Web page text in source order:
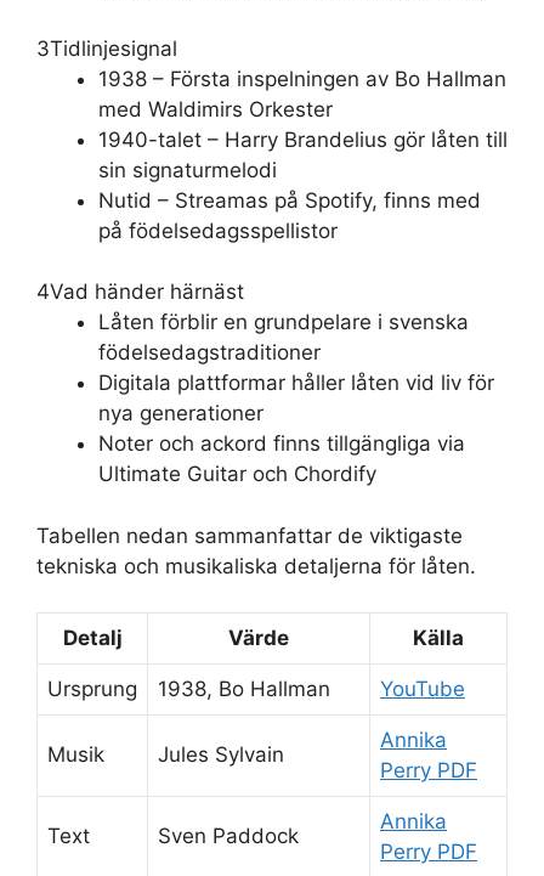
3Tidlinjesignal
1938 – Första inspelningen av Bo Hallman
med Waldimirs Orkester
1940-talet – Harry Brandelius gör låten till
sin signaturmelodi
Nutid – Streamas på Spotify, finns med
på födelsedagsspellistor
4Vad händer härnäst
Låten förblir en grundpelare i svenska
födelsedagstraditioner
Digitala plattformar håller låten vid liv för
nya generationer
Noter och ackord finns tillgängliga via
Ultimate Guitar och Chordify
Tabellen nedan sammanfattar de viktigaste
tekniska och musikaliska detaljerna för låten.
Detalj Värde Källa
Ursprung 1938, Bo Hallman YouTube
Musik Jules Sylvain
Annika
Perry PDF
Text Sven Paddock
Annika
Perry PDF